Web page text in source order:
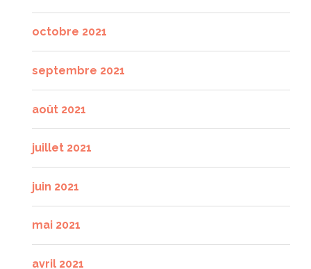
octobre 2021
septembre 2021
août 2021
juillet 2021
juin 2021
mai 2021
avril 2021